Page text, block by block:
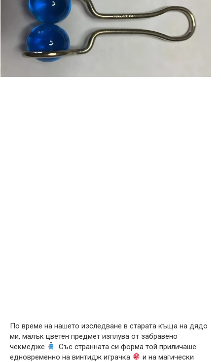
По време на нашето изследване в старата къща на дядо
ми, малък цветен предмет изплува от забравено
чекмедже
. Със странната си форма той приличаше
едновременно на винтидж играчка
и на магически